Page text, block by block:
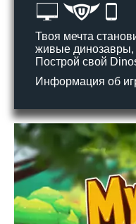
Твоя мечта
живые динозавры,
Построй свой
Информация об